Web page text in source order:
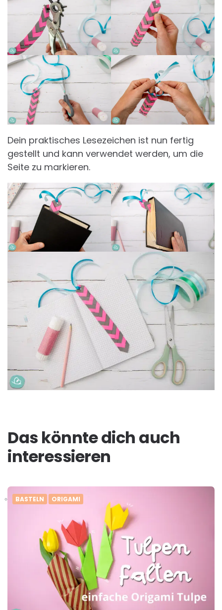
Dein praktisches Lesezeichen ist nun fertig
gestellt und kann verwendet werden, um die
Seite zu markieren.
Das könnte dich auch
interessieren
BASTELN ORIGAMI